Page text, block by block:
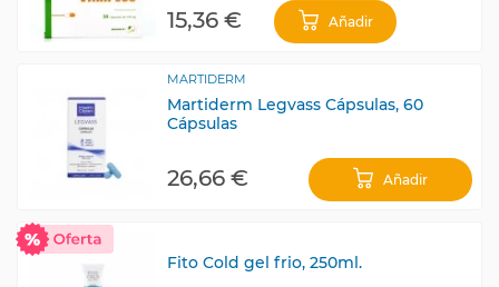
15,36 € Añadir
MARTIDERM
Martiderm Legvass Cápsulas, 60
Cápsulas
26,66 € Añadir
Fito Cold gel frio, 250ml.